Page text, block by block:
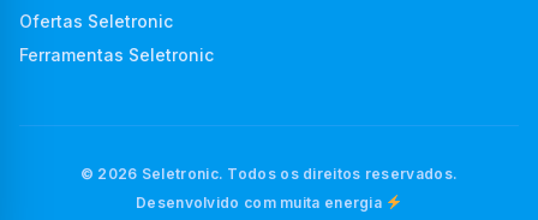
Ofertas Seletronic
Ferramentas Seletronic
© 2026 Seletronic. Todos os direitos reservados.
Desenvolvido com muita energia